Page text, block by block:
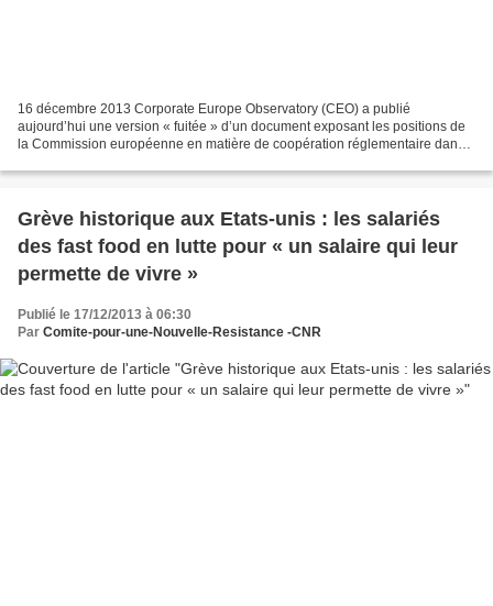
16 décembre 2013 Corporate Europe Observatory (CEO) a publié
aujourd’hui une version « fuitée » d’un document exposant les positions de
la Commission européenne en matière de coopération réglementaire dans
Grève historique aux Etats-unis : les salariés
des fast food en lutte pour « un salaire qui leur
permette de vivre »
Publié le 17/12/2013 à 06:30
Par Comite-pour-une-Nouvelle-Resistance -CNR